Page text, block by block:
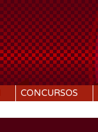
CONCURSOS